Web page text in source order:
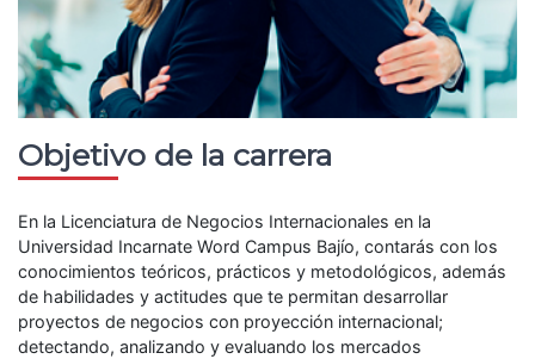
Objetivo de la carrera
En la Licenciatura de Negocios Internacionales en la
Universidad Incarnate Word Campus Bajío, contarás con los
conocimientos teóricos, prácticos y metodológicos, además
de habilidades y actitudes que te permitan desarrollar
proyectos de negocios con proyección internacional;
detectando, analizando y evaluando los mercados